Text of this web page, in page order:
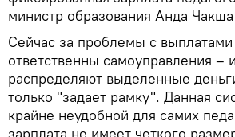
министр образования Анда
Сейчас за проблемы с выплатами
ответственны самоуправления –
распределяют выделенные
только "задает рамку". Данная
крайне неудобной для самих